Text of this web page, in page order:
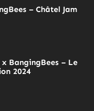
– Châtel Jam
BangingBees – Le
2024